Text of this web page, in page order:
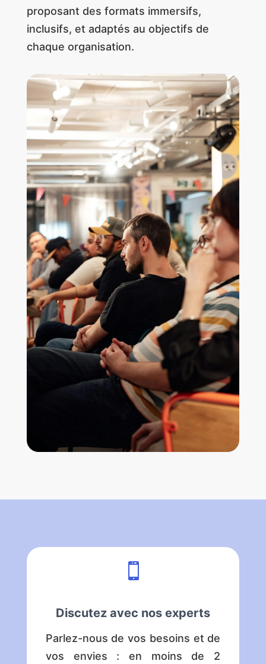
proposant des formats immersifs,
inclusifs, et adaptés au objectifs de
chaque organisation.

Discutez avec nos experts
Parlez-nous de vos besoins et de
vos envies : en moins de 2